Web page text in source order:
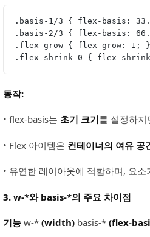
.basis-1/3 { flex-basis:
.basis-2/3 { flex-basis:
.flex-grow { flex-grow: 1; }
.flex-shrink-0 { flex-
동작:
• flex-basis는 초기 크기를 설정하
• Flex 아이템은 컨테이너의 여유 공
• 유연한 레이아웃에 적합하며, 요소
3. w-*와 basis-*의 주요 차이점
기능 w-* (width) basis-* (flex-